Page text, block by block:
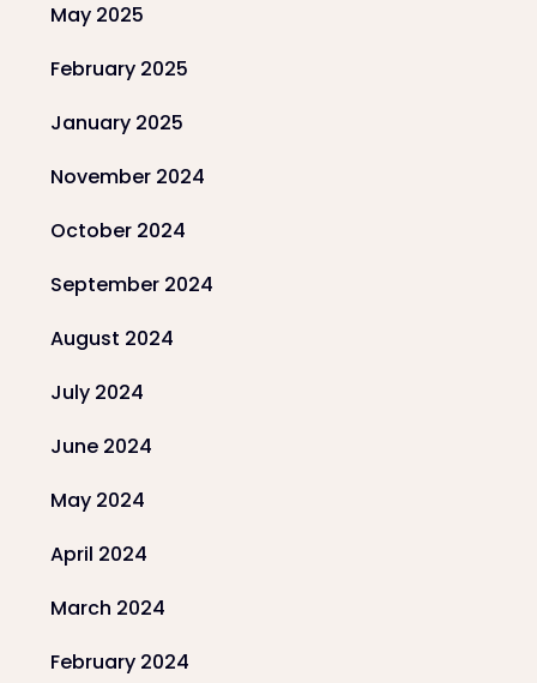
May 2025
February 2025
January 2025
November 2024
October 2024
September 2024
August 2024
July 2024
June 2024
May 2024
April 2024
March 2024
February 2024